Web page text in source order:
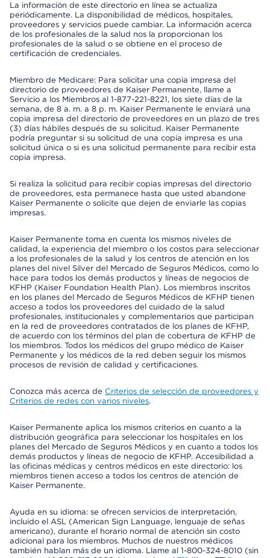
La información de este directorio en línea se actualiza
periódicamente. La disponibilidad de médicos, hospitales,
proveedores y servicios puede cambiar. La información acerca
de los profesionales de la salud nos la proporcionan los
profesionales de la salud o se obtiene en el proceso de
certificación de credenciales.
Miembro de Medicare: Para solicitar una copia impresa del
directorio de proveedores de Kaiser Permanente, llame a
Servicio a los Miembros al 1-877-221-8221, los siete días de la
semana, de 8 a. m. a 8 p. m. Kaiser Permanente le enviará una
copia impresa del directorio de proveedores en un plazo de tres
(3) días hábiles después de su solicitud. Kaiser Permanente
podría preguntar si su solicitud de una copia impresa es una
solicitud única o si es una solicitud permanente para recibir esta
copia impresa.
Si realiza la solicitud para recibir copias impresas del directorio
de proveedores, esta permanece hasta que usted abandone
Kaiser Permanente o solicite que dejen de enviarle las copias
impresas.
Kaiser Permanente toma en cuenta los mismos niveles de
calidad, la experiencia del miembro o los costos para seleccionar
a los profesionales de la salud y los centros de atención en los
planes del nivel Silver del Mercado de Seguros Médicos, como lo
hace para todos los demás productos y líneas de negocios de
KFHP (Kaiser Foundation Health Plan). Los miembros inscritos
en los planes del Mercado de Seguros Médicos de KFHP tienen
acceso a todos los proveedores del cuidado de la salud
profesionales, institucionales y complementarios que participan
en la red de proveedores contratados de los planes de KFHP,
de acuerdo con los términos del plan de cobertura de KFHP de
los miembros. Todos los médicos del grupo médico de Kaiser
Permanente y los médicos de la red deben seguir los mismos
procesos de revisión de calidad y certificaciones.
Conozca más acerca de Criterios de selección de proveedores y
Criterios de redes con varios niveles.
Kaiser Permanente aplica los mismos criterios en cuanto a la
distribución geográfica para seleccionar los hospitales en los
planes del Mercado de Seguros Médicos y en cuanto a todos los
demás productos y líneas de negocio de KFHP. Accesibilidad a
las oficinas médicas y centros médicos en este directorio: los
miembros tienen acceso a todos los centros de atención de
Kaiser Permanente.
Ayuda en su idioma: se ofrecen servicios de interpretación,
incluido el ASL (American Sign Language, lenguaje de señas
americano), durante el horario normal de atención sin costo
adicional para los miembros. Muchos de nuestros médicos
también hablan más de un idioma. Llame al 1-800-324-8010 (sin